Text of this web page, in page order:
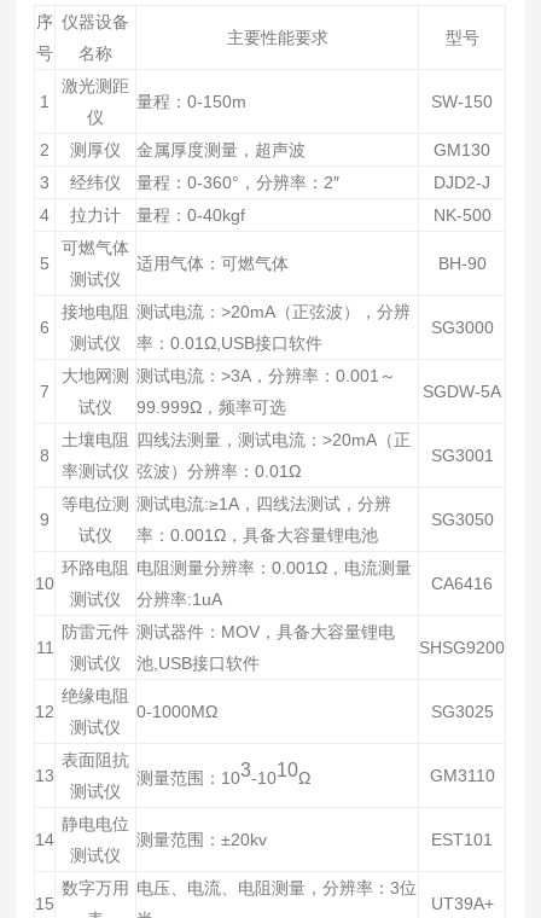
序
号
仪器设备
名称
主要性能要求 型号
1
激光测距
仪
量程：0-150m SW-150
2 测厚仪 金属厚度测量，超声波
GM130
3
经纬仪 量程：0-360°，分辨率：2″
DJD2-J
4
拉力计 量程：0-40kgf NK-500
5
可燃气体
测试仪
适用气体：可燃气体 BH-90
6
接地电阻
测试仪
测试电流：>20mA（正弦波），分辨
率：0.01Ω,USB接口软件
SG3000
7
大地网测
试仪
测试电流：>3A，分辨率：0.001～
99.999Ω，频率可选
SGDW-5A
8
土壤电阻
率测试仪
四线法测量，测试电流：>20mA（正
弦波）分辨率：0.01Ω
SG3001
9
等电位测
试仪
测试电流:≥1A，四线法测试，分辨
率：0.001Ω，具备大容量锂电池
SG3050
10
环路电阻
测试仪
电阻测量分辨率：0.001Ω，电流测量
分辨率:1uA
CA6416
11
防雷元件
测试仪
测试器件：MOV，具备大容量锂电
池,USB接口软件
SHSG9200
12
绝缘电阻
测试仪
0-1000MΩ SG3025
13
表面阻抗
测试仪
测量范围：103-1010Ω GM3110
14
静电电位
测试仪
测量范围：±20kv EST101
15
数字万用 电压、电流、电阻测量，分辨率：3位
UT39A+